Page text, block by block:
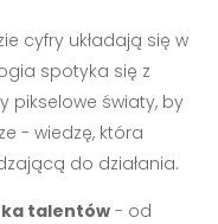
cyfry układają się w
spotyka się z
pikselowe światy, by
- wiedzę, która
do działania.
talentów - od